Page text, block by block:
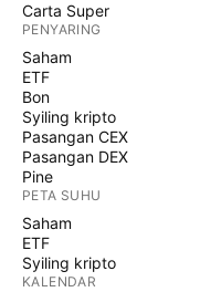
Carta Super
PENYARING
Saham
ETF
Bon
Syiling kripto
Pasangan CEX
Pasangan DEX
Pine
PETA SUHU
Saham
ETF
Syiling kripto
KALENDAR